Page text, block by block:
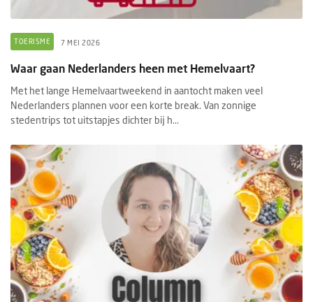
TOERISME 7 MEI 2026
Waar gaan Nederlanders heen met Hemelvaart?
Met het lange Hemelvaartweekend in aantocht maken veel
Nederlanders plannen voor een korte break. Van zonnige
stedentrips tot uitstapjes dichter bij h...